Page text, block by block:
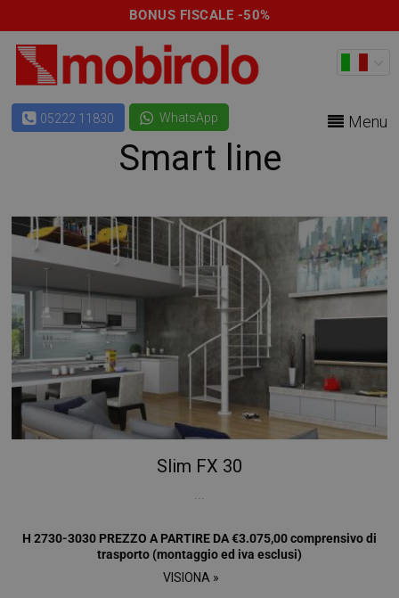
BONUS FISCALE -50%
05222 11830 WhatsApp Menu
Smart line
Slim FX 30
...
H 2730-3030 PREZZO A PARTIRE DA €3.075,00 comprensivo di
trasporto (montaggio ed iva esclusi)
VISIONA »